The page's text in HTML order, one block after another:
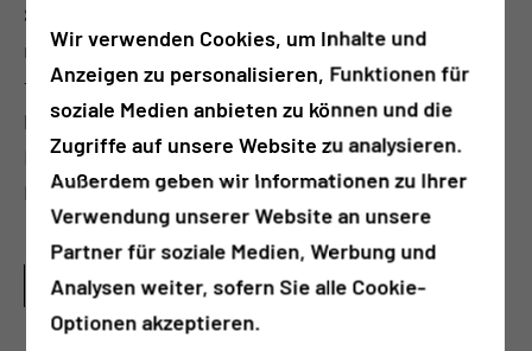
Station machen eine tägliche Visite, um aktuelle
medizinische Probleme und Komplikationen
frühzeitig zu erkennen. Gemeinsam entwickeln alle
beteiligten Berufsgruppen individuelle
Behandlungspläne für alle Patientinnen und
Patienten.
WAS SIND TÄTIGKEITSSCHWERPUNKTE DIESES
PFLEGEBEREICHS?
Wir verwenden Cookies, um Inhalte und
Anzeigen zu personalisieren, Funktionen für
soziale Medien anbieten zu können und die
Zugriffe auf unsere Website zu analysieren.
Außerdem geben wir Informationen zu Ihrer
Verwendung unserer Website an unsere
Partner für soziale Medien, Werbung und
Analysen weiter, sofern Sie alle Cookie-
Optionen akzeptieren.